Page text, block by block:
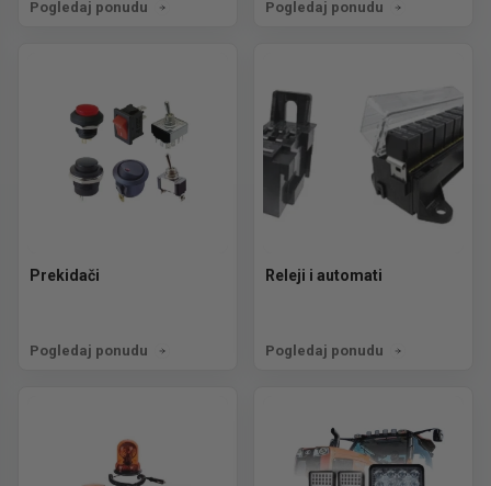
Pogledaj ponudu Pogledaj ponudu
Prekidači
Pogledaj ponudu
Releji i automati
Pogledaj ponudu